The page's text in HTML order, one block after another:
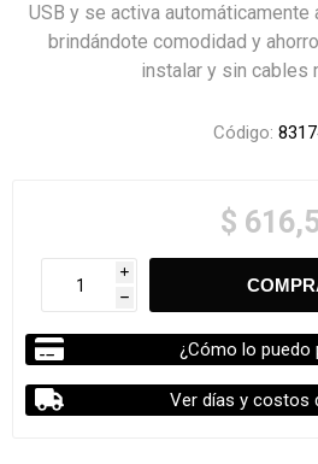
USB y se activa
brindándote comodidad y
instalar y sin cables
Código:
$
i
h
¿Cómo lo puedo
Ver días y costos